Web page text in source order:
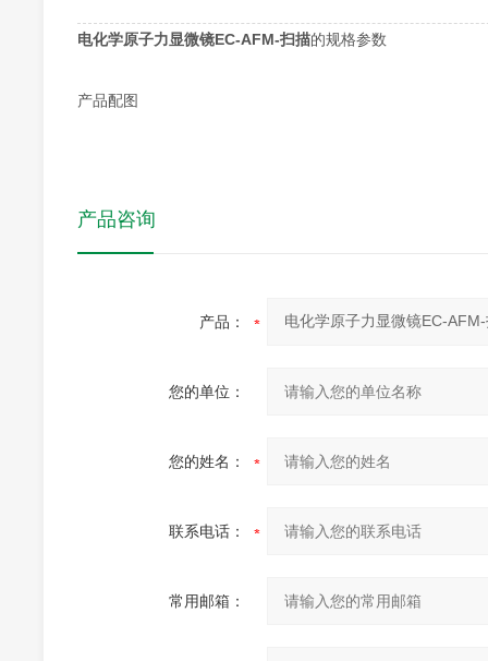
电化学原子力显微镜EC-AFM-扫描的规格参数
产品配图
产品咨询
产品：
您的单位：
您的姓名：
联系电话：
常用邮箱：